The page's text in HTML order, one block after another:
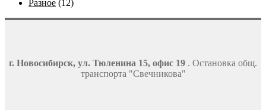
Разное (12)
г. Новосибирск, ул. Тюленина 15, офис 19 . Остановка общ.
транспорта "Свечникова"